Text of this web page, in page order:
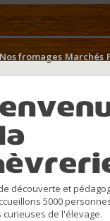
Nos fromages Marchés
découverte et
5000
curieuses de l'élevage.